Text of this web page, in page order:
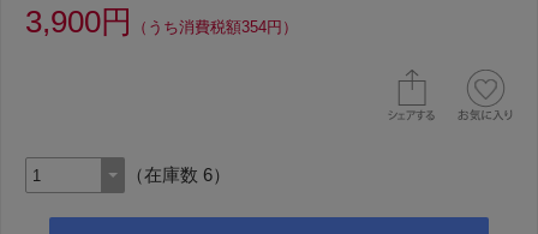
3,900円 （うち消費税額354円）
（在庫数 6）